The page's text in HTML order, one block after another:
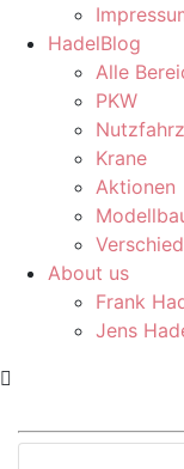
HadelBlog
Alle
PKW
Krane
Aktionen
About us
Frank
Jens